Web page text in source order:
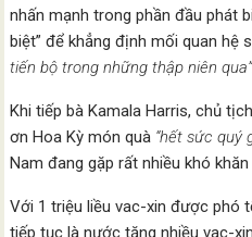
nhấn mạnh trong phần đầu phát
biệt” để khẳng định mối quan hệ
tiến bộ trong những thập niên
Khi tiếp bà Kamala Harris, chủ
ơn Hoa Kỳ món quà “hết sức quý
Nam đang gặp rất nhiều khó
Với 1 triệu liều vac-xin được phó
tiếp tục là nước tặng nhiều vac-